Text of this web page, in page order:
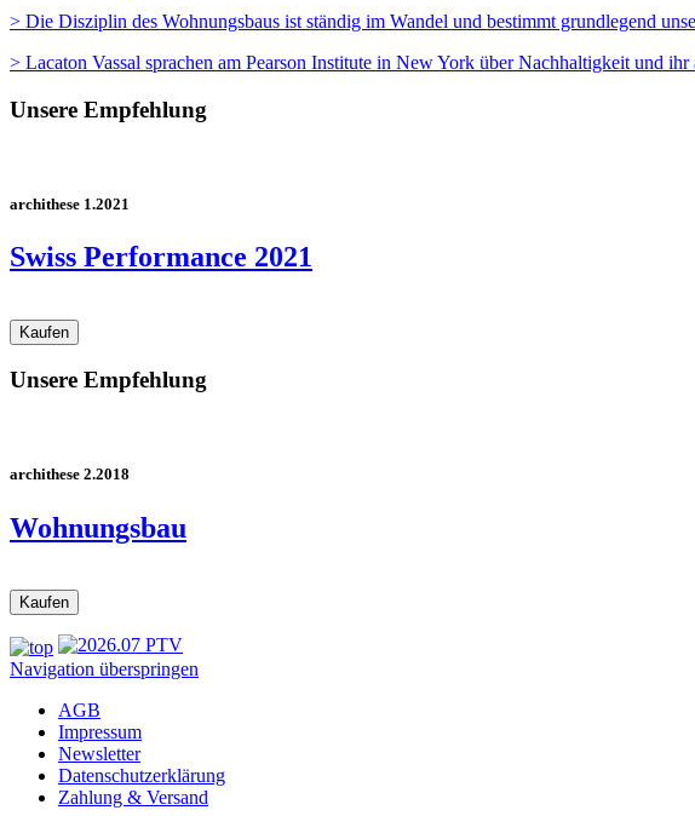
> Die Disziplin des Wohnungsbaus ist ständig im Wandel und bestimmt grundlegend
> Lacaton Vassal sprachen am Pearson Institute in New York über Nachhaltigkeit und ihr
Unsere Empfehlung
archithese 1.2021
Swiss Performance 2021
Unsere Empfehlung
archithese 2.2018
Wohnungsbau
Navigation überspringen
AGB
Impressum
Newsletter
Datenschutzerklärung
Zahlung & Versand